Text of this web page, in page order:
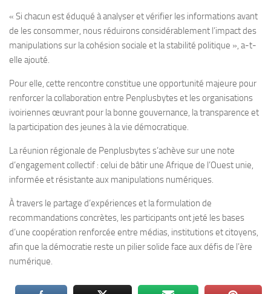
« Si chacun est éduqué à analyser et vérifier les informations avant
de les consommer, nous réduirons considérablement l’impact des
manipulations sur la cohésion sociale et la stabilité politique », a-t-
elle ajouté.
Pour elle, cette rencontre constitue une opportunité majeure pour
renforcer la collaboration entre Penplusbytes et les organisations
ivoiriennes œuvrant pour la bonne gouvernance, la transparence et
la participation des jeunes à la vie démocratique.
La réunion régionale de Penplusbytes s’achève sur une note
d’engagement collectif : celui de bâtir une Afrique de l’Ouest unie,
informée et résistante aux manipulations numériques.
À travers le partage d’expériences et la formulation de
recommandations concrètes, les participants ont jeté les bases
d’une coopération renforcée entre médias, institutions et citoyens,
afin que la démocratie reste un pilier solide face aux défis de l’ère
numérique.